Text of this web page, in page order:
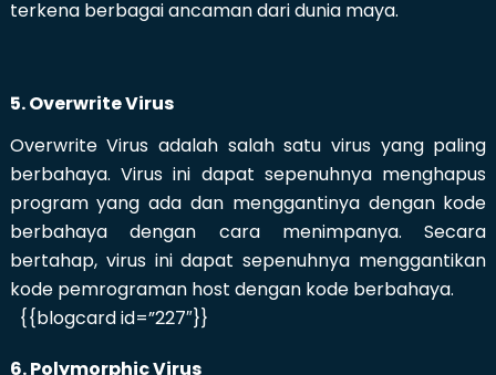
terkena berbagai ancaman dari dunia maya.
5. Overwrite Virus
Overwrite Virus adalah salah satu virus yang paling
berbahaya. Virus ini dapat sepenuhnya menghapus
program yang ada dan menggantinya dengan kode
berbahaya dengan cara menimpanya. Secara
bertahap, virus ini dapat sepenuhnya menggantikan
kode pemrograman host dengan kode berbahaya.
{{blogcard id=”227″}}
6. Polymorphic Virus